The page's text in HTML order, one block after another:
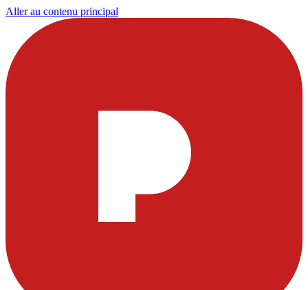
Aller au contenu principal